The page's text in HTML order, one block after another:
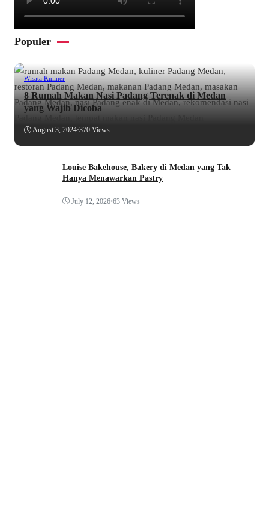
Populer
Wisata Kuliner
8 Rumah Makan Nasi Padang Terenak di Medan
yang Wajib Dicoba
August 3, 2024•370 Views
Louise Bakehouse, Bakery di Medan yang Tak
Hanya Menawarkan Pastry
July 12, 2026•63 Views